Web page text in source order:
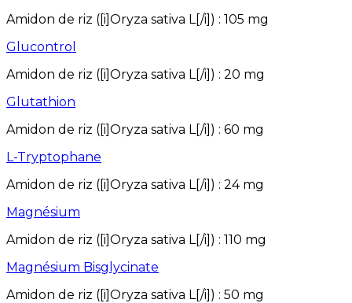
Amidon de riz ([i]Oryza sativa L[/i]) : 105 mg
Glucontrol
Amidon de riz ([i]Oryza sativa L[/i]) : 20 mg
Glutathion
Amidon de riz ([i]Oryza sativa L[/i]) : 60 mg
L-Tryptophane
Amidon de riz ([i]Oryza sativa L[/i]) : 24 mg
Magnésium
Amidon de riz ([i]Oryza sativa L[/i]) : 110 mg
Magnésium Bisglycinate
Amidon de riz ([i]Oryza sativa L[/i]) : 50 mg